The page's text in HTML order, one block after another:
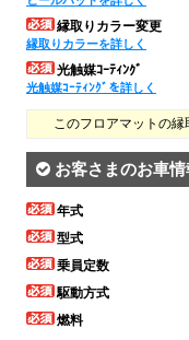
縁取りカラー変更
縁取りカラーを詳しく
光触媒ｺｰﾃｨﾝｸﾞ
光触媒ｺｰﾃｨﾝｸﾞを詳しく
このフロアマットの
お客さまのお車情
年式
型式
乗員定数
駆動方式
燃料